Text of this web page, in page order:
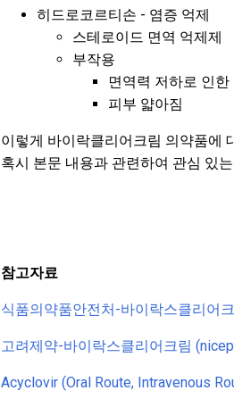
히드로코르티손 - 염증 억제
스테로이드 면역 억제제
부작용
면역력 저하로 인
피부 얇아짐
이렇게 바이락클리어크림 의약품에
혹시 본문 내용과 관련하여 관심 있
참고자료
식품의약품안전처-바이락스클리어
고려제약-바이락스클리어크림
Acyclovir (Oral Route, Intravenous